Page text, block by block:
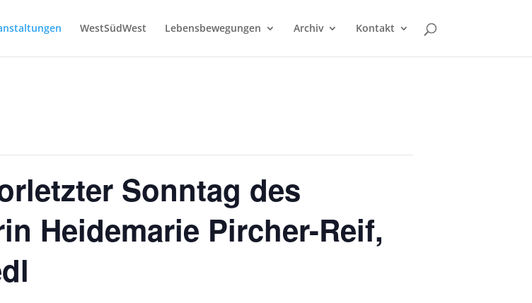
WestSüdWest Lebensbewegungen Archiv Kontakt
Sonntag des
Heidemarie Pircher-Reif,